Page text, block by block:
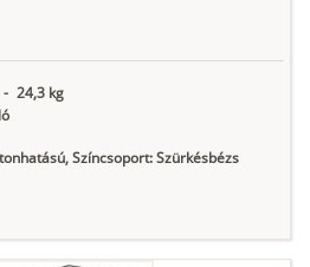
- 24,3 kg
Színcsoport: Szürkésbézs